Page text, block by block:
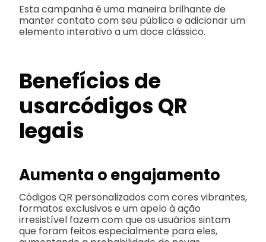
Esta campanha é uma maneira brilhante de
manter contato com seu público e adicionar um
elemento interativo a um doce clássico.
Benefícios de
usarcódigos QR
legais
Aumenta o engajamento
Códigos QR personalizados com cores vibrantes,
formatos exclusivos e um apelo à ação
irresistível fazem com que os usuários sintam
que foram feitos especialmente para eles,